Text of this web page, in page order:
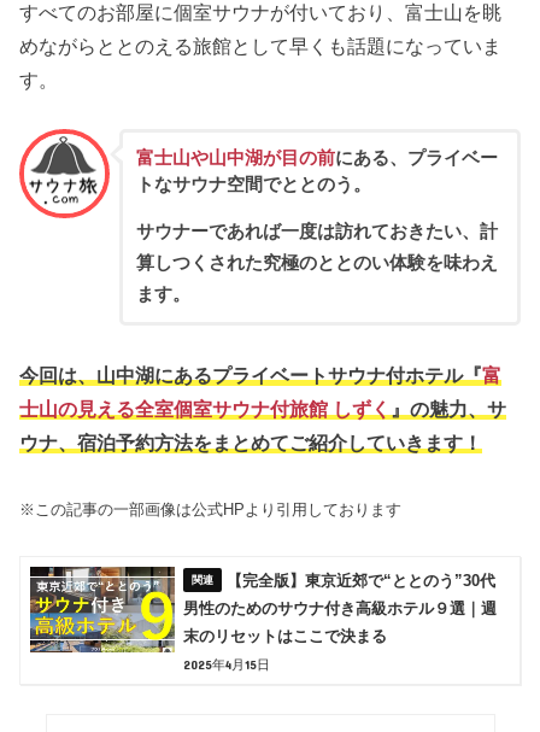
すべてのお部屋に個室サウナが付いており、富士山を眺
めながらととのえる旅館として早くも話題になっていま
す。
富士山や山中湖が目の前にある、プライベー
トなサウナ空間でととのう。
サウナーであれば一度は訪れておきたい、計
算しつくされた究極のととのい体験を味わえ
ます。
今回は、山中湖にあるプライベートサウナ付ホテル『富
士山の見える全室個室サウナ付旅館 しずく 』の魅力、サ
ウナ、宿泊予約方法をまとめてご紹介していきます！
※この記事の一部画像は公式HPより引用しております
【完全版】東京近郊で“ととのう”30代
男性のためのサウナ付き高級ホテル９選｜週
末のリセットはここで決まる
2025年4月15日